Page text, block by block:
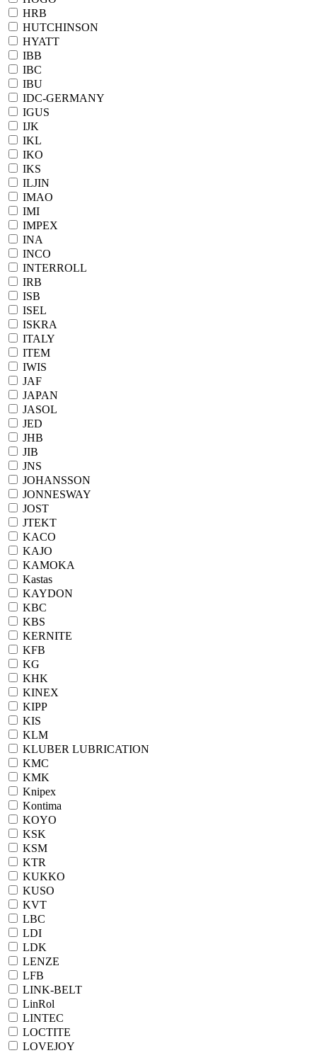
HRB
HUTCHINSON
HYATT
IBB
IBC
IBU
IDC-GERMANY
IGUS
IJK
IKL
IKO
IKS
ILJIN
IMAO
IMI
IMPEX
INA
INCO
INTERROLL
IRB
ISB
ISEL
ISKRA
ITALY
ITEM
IWIS
JAF
JAPAN
JASOL
JED
JHB
JIB
JNS
JOHANSSON
JONNESWAY
JOST
JTEKT
KACO
KAJO
KAMOKA
Kastas
KAYDON
KBC
KBS
KERNITE
KFB
KG
KHK
KINEX
KIPP
KIS
KLM
KLUBER LUBRICATION
KMC
KMK
Knipex
Kontima
KOYO
KSK
KSM
KTR
KUKKO
KUSO
KVT
LBC
LDI
LDK
LENZE
LFB
LINK-BELT
LinRol
LINTEC
LOCTITE
LOVEJOY